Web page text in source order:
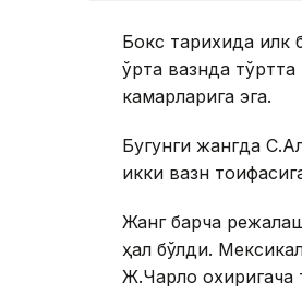
Бокс тарихида илк
ўрта вазнда
камарларига эга.
Бугунги жангда
икки вазн
Жанг барча
ҳал бўлди.
Ж.Чарло охиригача